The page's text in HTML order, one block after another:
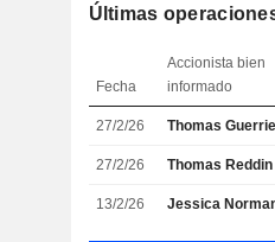
Últimas
Fecha
Accionista bien
informado
27/2/26 Thomas
27/2/26 Thomas Reddin
13/2/26 Jessica